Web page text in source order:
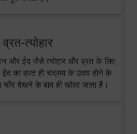
त्योहार
और ईद जैसे त्योहार और व्रत के लिए
ईद का व्रत ही चंद्रमा के उदय होने के
देखने के बाद ही खोला जाता है।